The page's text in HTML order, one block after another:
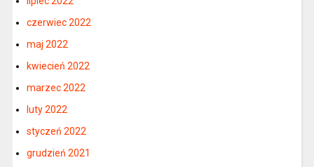
czerwiec 2022
maj 2022
kwiecień 2022
marzec 2022
luty 2022
styczeń 2022
grudzień 2021